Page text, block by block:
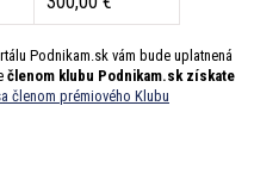
Podnikam.sk vám bude uplatnená
členom klubu Podnikam.sk získate
členom prémiového Klubu